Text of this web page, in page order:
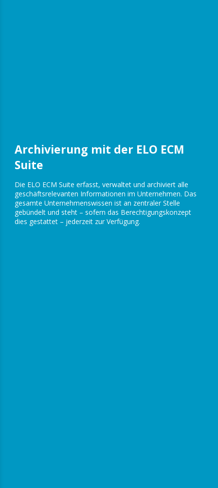
Archivierung mit der ELO ECM
Suite
Die ELO ECM Suite erfasst, verwaltet und archiviert alle
geschäftsrelevanten Informationen im Unternehmen. Das
gesamte Unternehmenswissen ist an zentraler Stelle
gebündelt und steht – sofern das Berechtigungskonzept
dies gestattet – jederzeit zur Verfügung.